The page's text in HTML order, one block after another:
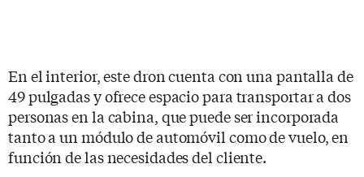
En el interior, este dron cuenta con una pantalla de
49 pulgadas y ofrece espacio para transportar a dos
personas en la cabina, que puede ser incorporada
tanto a un módulo de automóvil como de vuelo, en
función de las necesidades del cliente.